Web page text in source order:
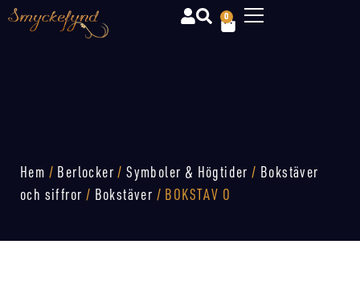
0
Hem / Berlocker /Symboler & Högtider / Bokstäver
och siffror / Bokstäver / BOKSTAV O